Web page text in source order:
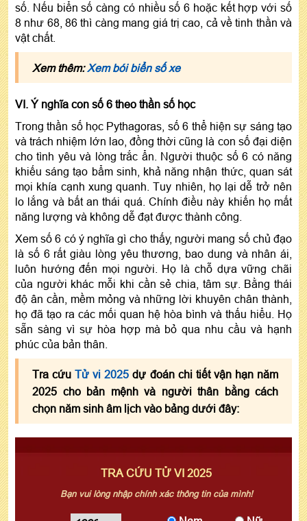
số. Nếu biển số càng có nhiều số 6 hoặc kết hợp với số
8 như 68, 86 thì càng mang giá trị cao, cả về tinh thần và
vật chất.
Xem thêm:Xem bói biển số xe
VI. Ý nghĩa con số 6 theo thần số học
Trong thần số học Pythagoras, số 6 thể hiện sự sáng tạo
và trách nhiệm lớn lao, đồng thời cũng là con số đại diện
cho tình yêu và lòng trắc ẩn. Người thuộc số 6 có năng
khiếu sáng tạo bẩm sinh, khả năng nhận thức, quan sát
mọi khía cạnh xung quanh. Tuy nhiên, họ lại dễ trở nên
lo lắng và bất an thái quá. Chính điều này khiến họ mất
năng lượng và không dễ đạt được thành công.
Xem số 6 có ý nghĩa gì cho thấy, người mang số chủ đạo
là số 6 rất giàu lòng yêu thương, bao dung và nhân ái,
luôn hướng đến mọi người. Họ là chỗ dựa vững chãi
của người khác mỗi khi cần sẻ chia, tâm sự. Bằng thái
độ ân cần, mềm mỏng và những lời khuyên chân thành,
họ đã tạo ra các mối quan hệ hòa bình và thấu hiểu. Họ
sẵn sàng vì sự hòa hợp mà bỏ qua nhu cầu và hạnh
phúc của bản thân.
Tra cứuTử vi 2025 dự đoán chi tiết vận hạn năm
2025 cho bản mệnh và người thân bằng cách
chọn năm sinh âm lịch vào bảng dưới đây:
TRA CỨU TỬ VI 2025
Bạn vui lòng nhập chính xác thông tin của mình!